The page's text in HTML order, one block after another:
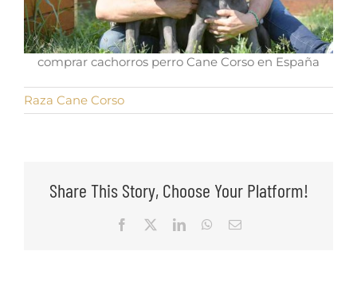
comprar cachorros perro Cane Corso en España
Raza Cane Corso
Share This Story, Choose Your Platform!
Facebook LinkedInWhatsApp
Email